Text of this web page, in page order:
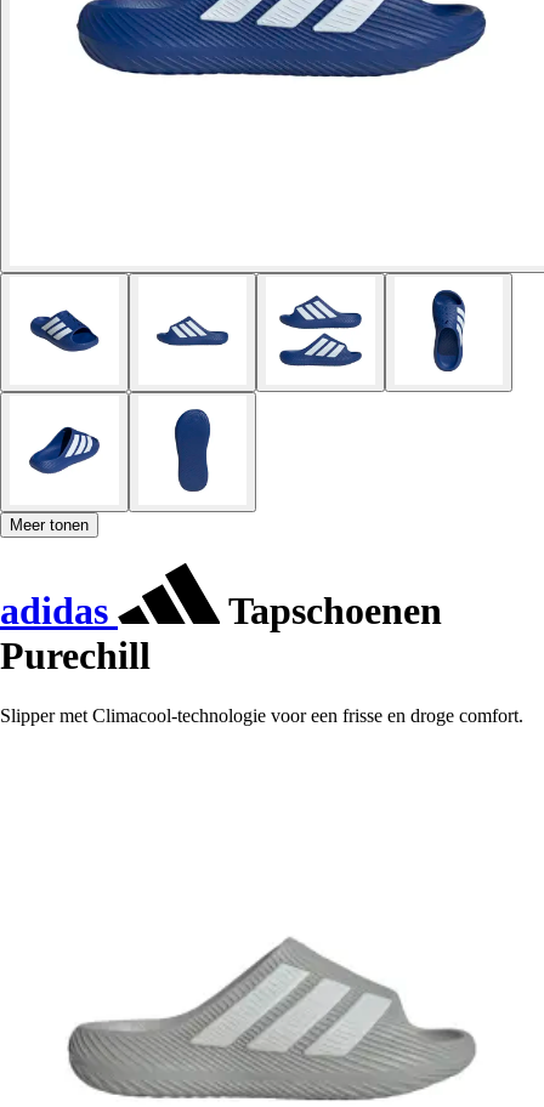
Meer tonen
adidas
Tapschoenen
Purechill
Slipper met Climacool-technologie voor een frisse en droge comfort.